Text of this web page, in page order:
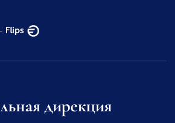
Flips
дирекция